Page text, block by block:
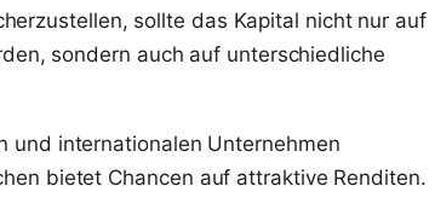
sollte das Kapital nicht nur auf
sondern auch auf unterschiedliche
und internationalen Unternehmen
bietet Chancen auf attraktive Renditen.